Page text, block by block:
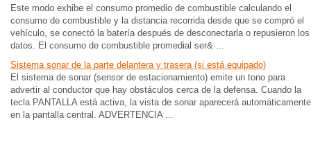
Este modo exhibe el consumo promedio de combustible calculando el
consumo de combustible y la distancia recorrida desde que se compró el
vehículo, se conectó la batería después de desconectarla o repusieron los
datos. El consumo de combustible promedial ser& ...
Sistema sonar de la parte delantera y trasera (si está equipado)
El sistema de sonar (sensor de estacionamiento) emite un tono para
advertir al conductor que hay obstáculos cerca de la defensa. Cuando la
tecla PANTALLA está activa, la vista de sonar aparecerá automáticamente
en la pantalla central. ADVERTENCIA ...